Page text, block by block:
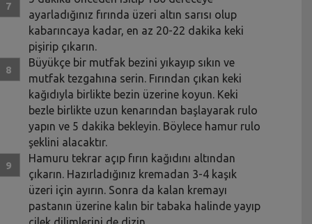
ayarladığınız fırında üzeri altın sarısı olup
kabarıncaya kadar, en az 20-22 dakika keki
pişirip çıkarın.
Büyükçe bir mutfak bezini yıkayıp sıkın ve
mutfak tezgahına serin. Fırından çıkan keki
kağıdıyla birlikte bezin üzerine koyun. Keki
bezle birlikte uzun kenarından başlayarak rulo
yapın ve 5 dakika bekleyin. Böylece hamur rulo
şeklini alacaktır.
Hamuru tekrar açıp fırın kağıdını altından
çıkarın. Hazırladığınız kremadan 3-4 kaşık
üzeri için ayırın. Sonra da kalan kremayı
pastanın üzerine kalın bir tabaka halinde yayıp